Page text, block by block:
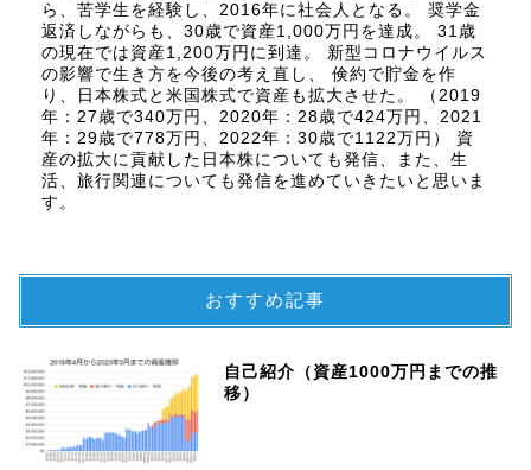
ら、苦学生を経験し、2016年に社会人となる。 奨学金
返済しながらも、30歳で資産1,000万円を達成。 31歳
の現在では資産1,200万円に到達。 新型コロナウイルス
の影響で生き方を今後の考え直し、 倹約で貯金を作
り、日本株式と米国株式で資産も拡大させた。 （2019
年：27歳で340万円、2020年：28歳で424万円、2021
年：29歳で778万円、2022年：30歳で1122万円） 資
産の拡大に貢献した日本株についても発信、また、生
活、旅行関連についても発信を進めていきたいと思いま
す。
おすすめ記事
自己紹介（資産1000万円までの推
移）